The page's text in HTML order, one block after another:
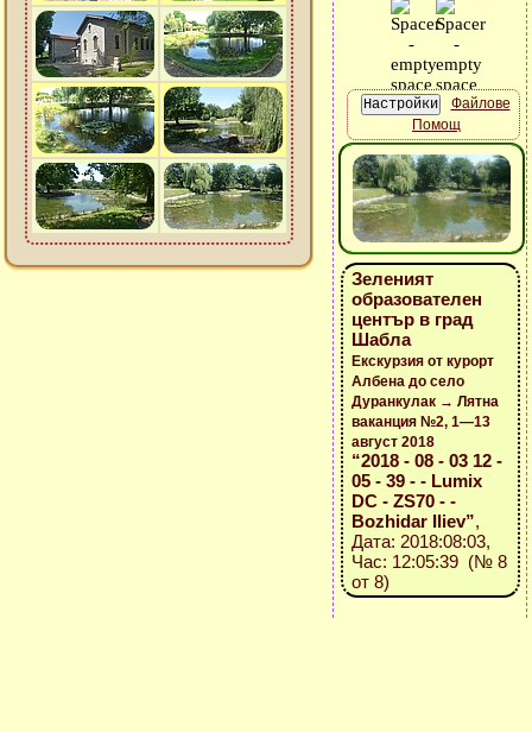
Файлове
Помощ
Зеленият
образователен
център в град
Шабла
Екскурзия от курорт
Албена до село
Дуранкулак → Лятна
ваканция №2, 1—13
август 2018
“2018 - 08 - 03 12 -
05 - 39 - - Lumix
DC - ZS70 - -
Bozhidar Iliev”,
Дата: 2018:08:03,
Час: 12:05:39 (№ 8
от 8)